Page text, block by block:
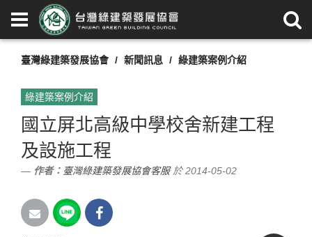
臺灣綠建築發展協會 新聞訊息 綠建築案例介紹
綠建築案例介紹
國立屏北高級中學校舍新建工程
及設施工程
作者： 臺灣綠建築發展協會客服於 2014-05-02